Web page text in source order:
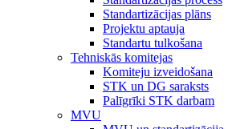
Standartizācijas plāns
Projektu aptauja
Standartu tulkošana
Tehniskās komitejas
Komiteju izveidošana
STK un DG saraksts
Palīgrīki STK darbam
MVU